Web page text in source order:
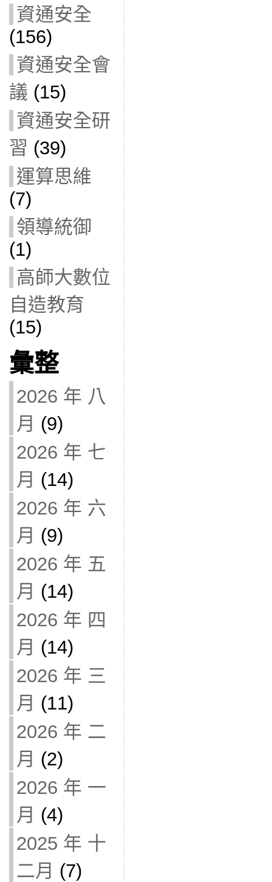
資通安全
(156)
資通安全會
議 (15)
資通安全研
習 (39)
運算思維
(7)
領導統御
(1)
高師大數位
自造教育
(15)
彙整
2026 年 八
月 (9)
2026 年 七
月 (14)
2026 年 六
月 (9)
2026 年 五
月 (14)
2026 年 四
月 (14)
2026 年 三
月 (11)
2026 年 二
月 (2)
2026 年 一
月 (4)
2025 年 十
二月 (7)